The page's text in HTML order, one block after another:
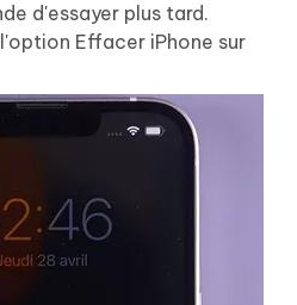
d'essayer plus tard.
Effacer iPhone sur